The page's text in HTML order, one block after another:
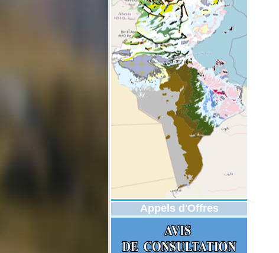
Appels d'Offres